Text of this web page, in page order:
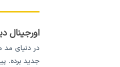
اورجینال
در دنیای مد
جدید برده.